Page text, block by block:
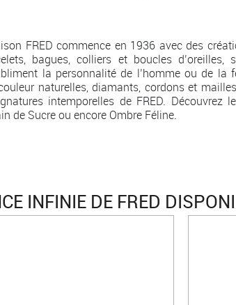
FRED commence en 1936 avec des
bagues, colliers et boucles
la personnalité de l’homme ou de la
naturelles, diamants, cordons et
intemporelles de FRED. Découvrez
de Sucre ou encore Ombre Féline.
INFINIE DE FRED